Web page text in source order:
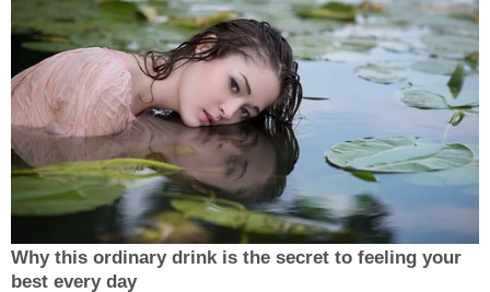
Why this ordinary drink is the secret to feeling your
best every day